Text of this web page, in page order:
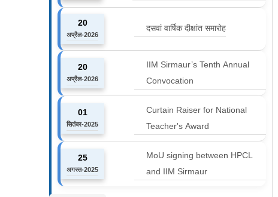
Advertisements
20
अप्रैल-2026
दसवां वार्षिक दीक्षांत समारोह
20
अप्रैल-2026
IIM Sirmaur’s Tenth Annual
Convocation
01
सितंबर-2025
Curtain Raiser for National
Teacher's Award
25
अगस्त-2025
MoU signing between HPCL
and IIM Sirmaur